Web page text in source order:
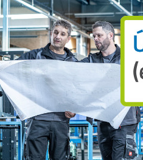
je na programu od 2. do
hry v termínu 7.-13.
8. března,
je v kalendáři naplánován
může v průběhu sezony
vysílatelů nebo vzájemné
arén apod.
Banes Motoru České